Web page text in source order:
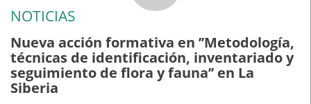
NOTICIAS
Nueva acción formativa en ’’Metodología,
técnicas de identificación, inventariado y
seguimiento de flora y fauna’’ en La
Siberia